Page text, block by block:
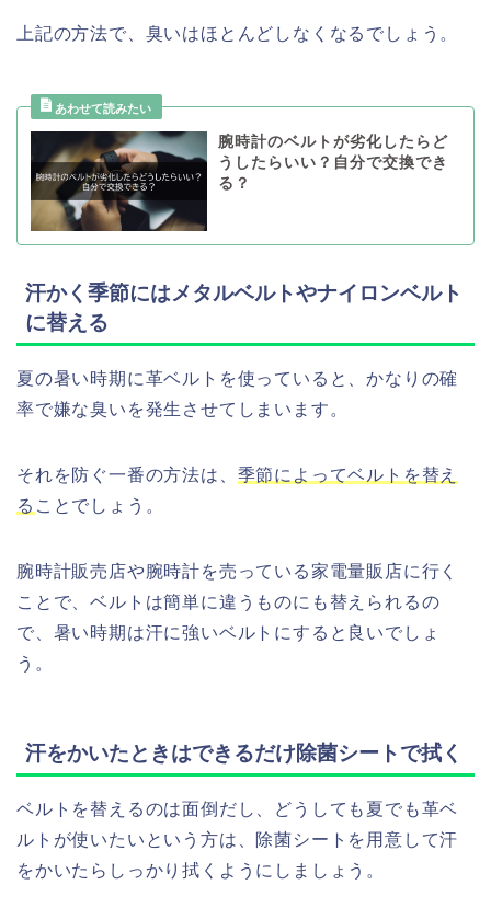
上記の方法で、臭いはほとんどしなくなるでしょう。
腕時計のベルトが劣化したらど
うしたらいい？自分で交換でき
る？
汗かく季節にはメタルベルトやナイロンベルト
に替える
夏の暑い時期に革ベルトを使っていると、かなりの確
率で嫌な臭いを発生させてしまいます。
それを防ぐ一番の方法は、 季節によってベルトを替え
る ことでしょう。
腕時計販売店や腕時計を売っている家電量販店に行く
ことで、ベルトは簡単に違うものにも替えられるの
で、暑い時期は汗に強いベルトにすると良いでしょ
う。
汗をかいたときはできるだけ除菌シートで拭く
ベルトを替えるのは面倒だし、どうしても夏でも革ベ
ルトが使いたいという方は、除菌シートを用意して汗
をかいたらしっかり拭くようにしましょう。